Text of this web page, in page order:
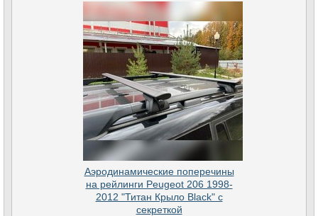
Аэродинамические поперечины
на рейлинги Peugeot 206 1998-
2012 "Титан Крыло Black" с
секреткой